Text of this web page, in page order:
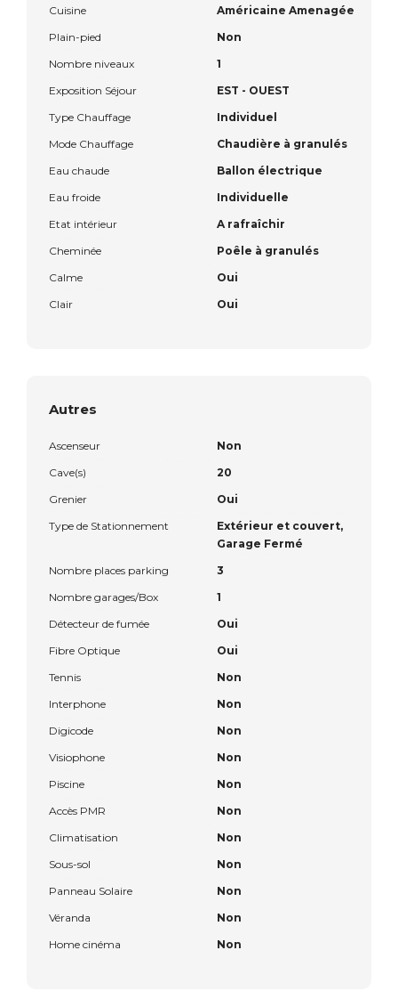
Cuisine
Américaine Amenagée
Plain-pied
Non
Nombre niveaux
1
Exposition Séjour
EST - OUEST
Type Chauffage
Individuel
Mode Chauffage
Chaudière à granulés
Eau chaude
Ballon électrique
Eau froide
Individuelle
Etat intérieur
A rafraîchir
Cheminée
Poêle à granulés
Calme
Oui
Clair
Oui
Autres
Ascenseur
Non
Cave(s)
20
Grenier
Oui
Type de Stationnement
Extérieur et couvert,
Garage Fermé
Nombre places parking
3
Nombre garages/Box
1
Détecteur de fumée
Oui
Fibre Optique
Oui
Tennis
Non
Interphone
Non
Digicode
Non
Visiophone
Non
Piscine
Non
Accès PMR
Non
Climatisation
Non
Sous-sol
Non
Panneau Solaire
Non
Véranda
Non
Home cinéma
Non